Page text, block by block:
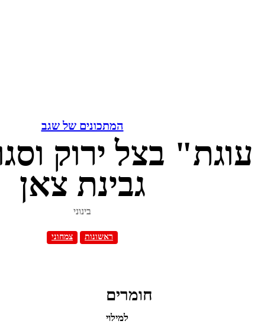
המתכונים של שגב
גבינת צאן
בינוני
צמחוני ראשונות
חומרים
למילוי